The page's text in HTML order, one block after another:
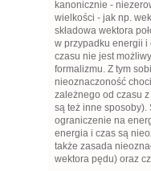
kanonicznie -
wielkości - jak np.
składowa wektora
w przypadku energii i
czasu nie jest
formalizmu. Z tym
nieoznaczoność
zależnego od czasu
są też inne sposoby).
ograniczenie na
energia i czas są
także zasada
wektora pędu) oraz